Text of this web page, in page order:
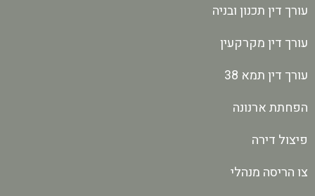
עורך דין תכנון ובניה
עורך דין מקרקעין
עורך דין תמא 38
הפחתת ארנונה
פיצול דירה
צו הריסה מנהלי